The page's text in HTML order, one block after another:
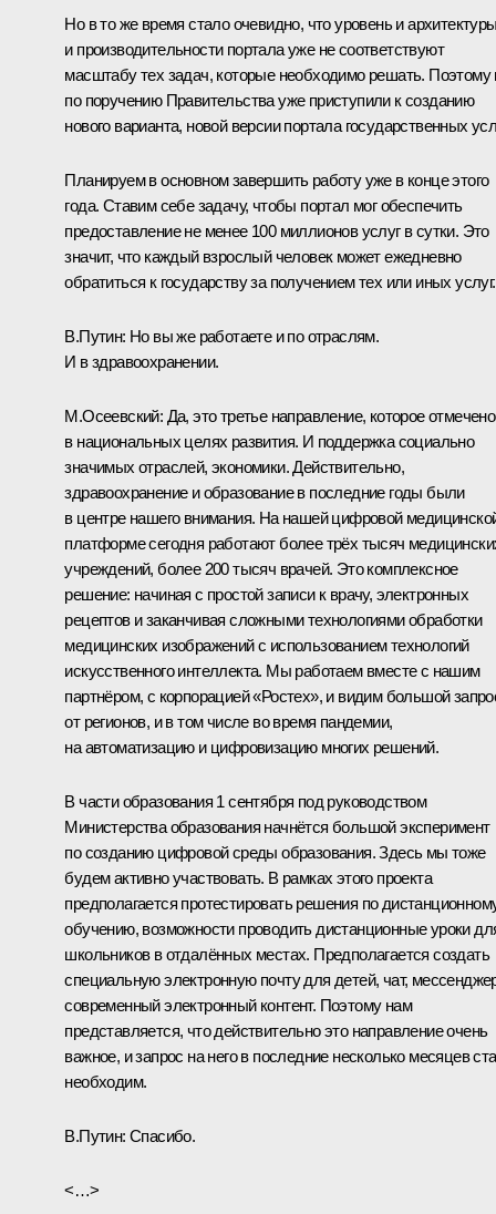
Но в то же время стало очевидно, что уровень и
и производительности портала уже не соответствуют
масштабу тех задач, которые необходимо решать.
по поручению Правительства уже приступили к созданию
нового варианта, новой версии портала государственных
Планируем в основном завершить работу уже в конце этого
года. Ставим себе задачу, чтобы портал мог обеспечить
предоставление не менее 100 миллионов услуг в сутки. Это
значит, что каждый взрослый человек может ежедневно
обратиться к государству за получением тех или иных услуг.
В.Путин: Но вы же работаете и по отраслям.
И в здравоохранении.
М.Осеевский: Да, это третье направление, которое отмечено
в национальных целях развития. И поддержка социально
значимых отраслей, экономики. Действительно,
здравоохранение и образование в последние годы были
в центре нашего внимания. На нашей цифровой
платформе сегодня работают более трёх тысяч
учреждений, более 200 тысяч врачей. Это комплексное
решение: начиная с простой записи к врачу, электронных
рецептов и заканчивая сложными технологиями обработки
медицинских изображений с использованием технологий
искусственного интеллекта. Мы работаем вместе с нашим
партнёром, с корпорацией «Ростех», и видим большой
от регионов, и в том числе во время пандемии,
на автоматизацию и цифровизацию многих решений.
В части образования 1 сентября под руководством
Министерства образования начнётся большой эксперимент
по созданию цифровой среды образования. Здесь мы тоже
будем активно участвовать. В рамках этого проекта
предполагается протестировать решения по
обучению, возможности проводить дистанционные уроки
школьников в отдалённых местах. Предполагается создать
специальную электронную почту для детей, чат,
современный электронный контент. Поэтому нам
представляется, что действительно это направление очень
важное, и запрос на него в последние несколько месяцев
необходим.
В.Путин: Спасибо.
<…>